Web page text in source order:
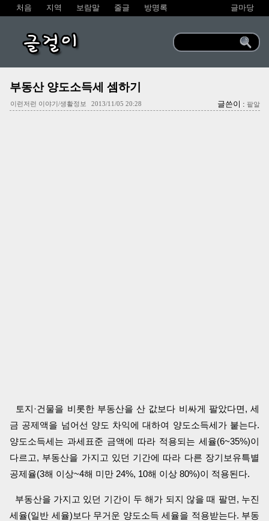
처음 지역 보람말 줄글 방명록 글마당
글걸이
부동산 양도소득세 셈하기
이런저런 이야기/생활정보 2013/11/05 20:28 글쓴이 : 팥알
토지·건물을 비롯한 부동산을 산 값보다 비싸게 팔았다면, 세
금 공제액을 넘어선 양도 차익에 대하여 양도소득세가 붙는다.
양도소득세는 과세표준 금액에 따라 적용되는 세율(6~35%)이
다르고, 부동산을 가지고 있던 기간에 따라 다른 장기보유특별
공제율(3해 이상~4해 미만 24%, 10해 이상 80%)이 적용된다.
부동산을 가지고 있던 기간이 두 해가 되지 않을 때 팔면, 누진
세율(일반 세율)보다 무거운 양도소득 세율을 적용받는다. 부동